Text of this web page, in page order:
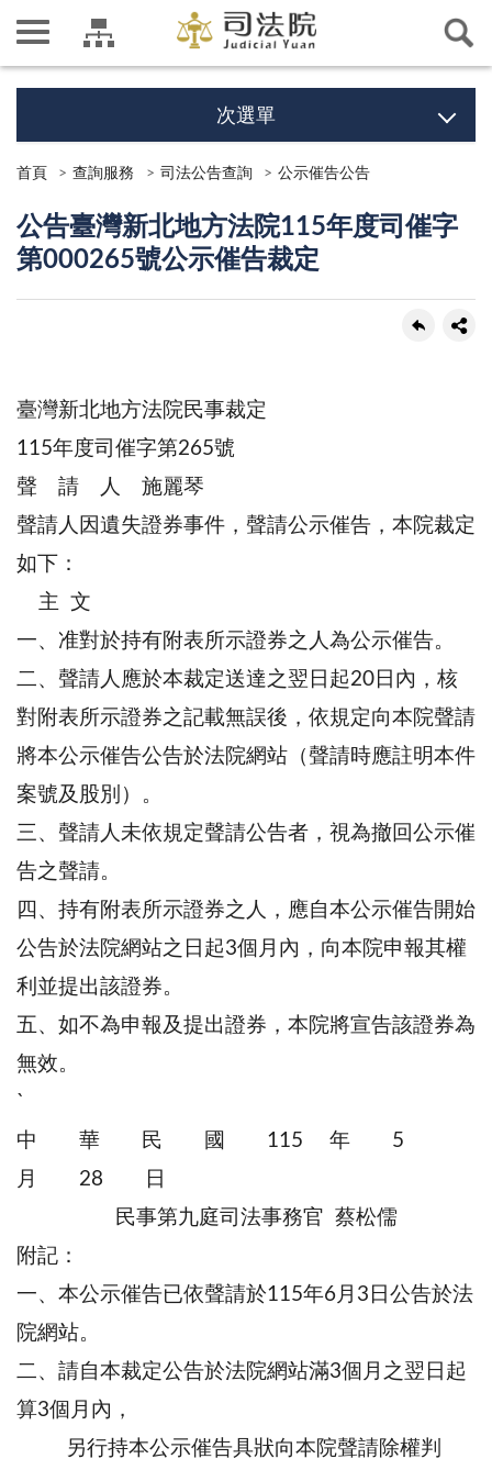
次選單
首頁 查詢服務 司法公告查詢 公示催告公告
公告臺灣新北地方法院115年度司催字
第000265號公示催告裁定
臺灣新北地方法院民事裁定
115年度司催字第265號
聲 請 人 施麗琴
聲請人因遺失證券事件，聲請公示催告，本院裁定
如下：
主 文
一、准對於持有附表所示證券之人為公示催告。
二、聲請人應於本裁定送達之翌日起20日內，核
對附表所示證券之記載無誤後，依規定向本院聲請
將本公示催告公告於法院網站（聲請時應註明本件
案號及股別）。
三、聲請人未依規定聲請公告者，視為撤回公示催
告之聲請。
四、持有附表所示證券之人，應自本公示催告開始
公告於法院網站之日起3個月內，向本院申報其權
利並提出該證券。
五、如不為申報及提出證券，本院將宣告該證券為
無效。
`
中 華 民 國 115 年 5
月 28 日
民事第九庭司法事務官 蔡松儒
附記：
一、本公示催告已依聲請於115年6月3日公告於法
院網站。
二、請自本裁定公告於法院網站滿3個月之翌日起
算3個月內，
另行持本公示催告具狀向本院聲請除權判